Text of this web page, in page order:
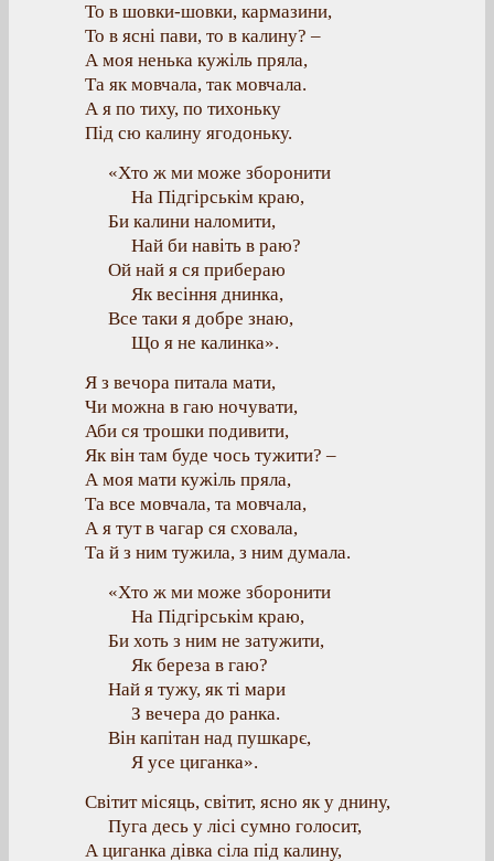
То в шовки-шовки, кармазини,
То в ясні пави, то в калину? –
А моя ненька кужіль пряла,
Та як мовчала, так мовчала.
А я по тиху, по тихоньку
Під сю калину ягодоньку.
«Хто ж ми може зборонити
На Підгірськім краю,
Би калини наломити,
Най би навіть в раю?
Ой най я ся прибераю
Як весіння днинка,
Все таки я добре знаю,
Що я не калинка».
Я з вечора питала мати,
Чи можна в гаю ночувати,
Аби ся трошки подивити,
Як він там буде чось тужити? –
А моя мати кужіль пряла,
Та все мовчала, та мовчала,
А я тут в чагар ся сховала,
Та й з ним тужила, з ним думала.
«Хто ж ми може зборонити
На Підгірськім краю,
Би хоть з ним не затужити,
Як береза в гаю?
Най я тужу, як ті мари
З вечера до ранка.
Він капітан над пушкарє,
Я усе циганка».
Світит місяць, світит, ясно як у днину,
Пуга десь у лісі сумно голосит,
А циганка дівка сіла під калину,